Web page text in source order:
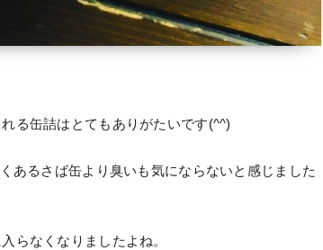
る缶詰はとてもありがたいです(^^)
あるさば缶より臭いも気にならないと感じました
らなくなりましたよね。